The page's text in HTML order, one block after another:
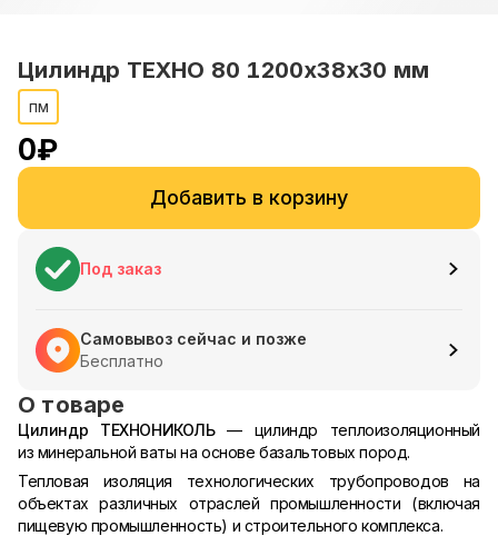
Цилиндр ТЕХНО 80 1200х38х30 мм
пм
0₽
Добавить в корзину
Под заказ
Самовывоз сейчас и позже
Бесплатно
О товаре
Цилиндр ТЕХНОНИКОЛЬ— цилиндр теплоизоляционный
из минеральной ваты на основе базальтовых пород.
Тепловая изоляция технологических трубопроводов на
объектах различных отраслей промышленности (включая
пищевую промышленность) и строительного комплекса.